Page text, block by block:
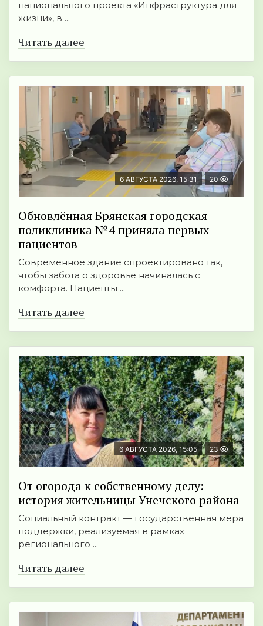
национального проекта «Инфраструктура для
жизни», в ...
Читать далее
6 АВГУСТА 2026, 15:31 20
Обновлённая Брянская городская
поликлиника №4 приняла первых
пациентов
Современное здание спроектировано так,
чтобы забота о здоровье начиналась с
комфорта. Пациенты ...
Читать далее
6 АВГУСТА 2026, 15:05 23
От огорода к собственному делу:
история жительницы Унечского района
Социальный контракт — государственная мера
поддержки, реализуемая в рамках
регионального ...
Читать далее